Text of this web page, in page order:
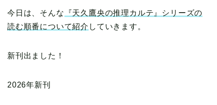
今日は、そんな 『天久鷹央の推理カルテ』シリーズの
読む順番について紹介 していきます。
新刊出ました！
2026年新刊